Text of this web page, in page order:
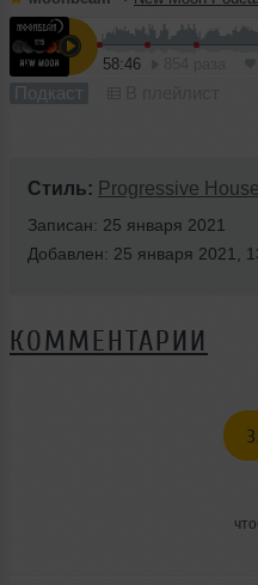
58:46
Подкаст
Стиль: Progressive House
Записан: 25 января 2021
Добавлен: 25 января 2021,
КОММЕНТАРИИ